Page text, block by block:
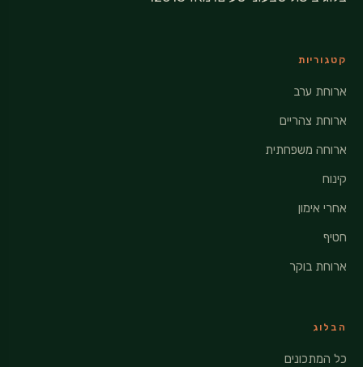
קטגוריות
ארוחת ערב
ארוחת צהריים
ארוחה משפחתית
קינוח
אחרי אימון
חטיף
ארוחת בוקר
הבלוג
כל המתכונים